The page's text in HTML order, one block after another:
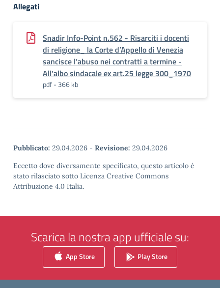
Allegati
Snadir Info-Point n.562 - Risarciti i docenti
di religione_ la Corte d’Appello di Venezia
sancisce l’abuso nei contratti a termine -
All'albo sindacale ex art.25 legge 300_1970
pdf - 366 kb
Pubblicato: 29.04.2026 - Revisione: 29.04.2026
Eccetto dove diversamente specificato, questo articolo è
stato rilasciato sotto Licenza Creative Commons
Attribuzione 4.0 Italia.
Scarica la nostra app ufficiale su:
App Store Play Store